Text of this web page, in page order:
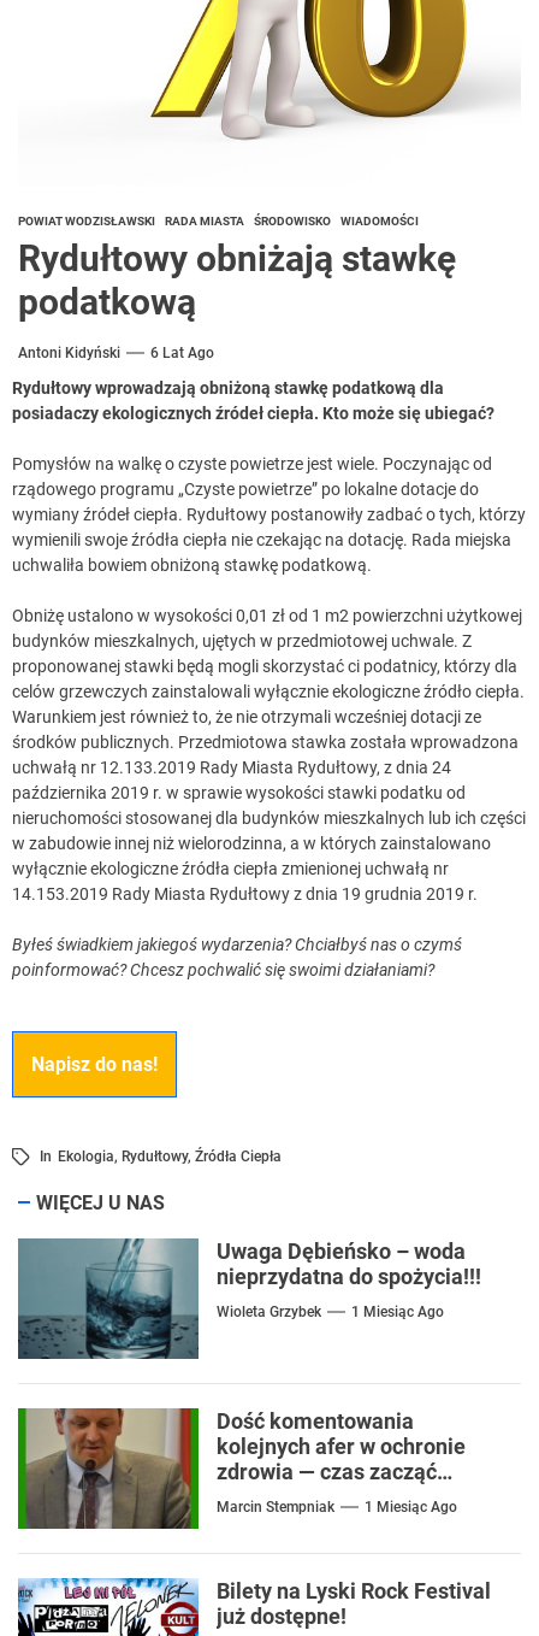
POWIAT WODZISŁAWSKI RADA MIASTA ŚRODOWISKO WIADOMOŚCI
Rydułtowy obniżają stawkę
podatkową
Antoni Kidyński 6 Lat Ago
Rydułtowy wprowadzają obniżoną stawkę podatkową dla
posiadaczy ekologicznych źródeł ciepła. Kto może się ubiegać?
Pomysłów na walkę o czyste powietrze jest wiele. Poczynając od
rządowego programu „Czyste powietrze” po lokalne dotacje do
wymiany źródeł ciepła. Rydułtowy postanowiły zadbać o tych, którzy
wymienili swoje źródła ciepła nie czekając na dotację. Rada miejska
uchwaliła bowiem obniżoną stawkę podatkową.
Obniżę ustalono w wysokości 0,01 zł od 1 m2 powierzchni użytkowej
budynków mieszkalnych, ujętych w przedmiotowej uchwale. Z
proponowanej stawki będą mogli skorzystać ci podatnicy, którzy dla
celów grzewczych zainstalowali wyłącznie ekologiczne źródło ciepła.
Warunkiem jest również to, że nie otrzymali wcześniej dotacji ze
środków publicznych. Przedmiotowa stawka została wprowadzona
uchwałą nr 12.133.2019 Rady Miasta Rydułtowy, z dnia 24
października 2019 r. w sprawie wysokości stawki podatku od
nieruchomości stosowanej dla budynków mieszkalnych lub ich części
w zabudowie innej niż wielorodzinna, a w których zainstalowano
wyłącznie ekologiczne źródła ciepła zmienionej uchwałą nr
14.153.2019 Rady Miasta Rydułtowy z dnia 19 grudnia 2019 r.
Byłeś świadkiem jakiegoś wydarzenia? Chciałbyś nas o czymś
poinformować? Chcesz pochwalić się swoimi działaniami?
Napisz do nas!
In Ekologia, Rydułtowy, Źródła Ciepła
WIĘCEJ U NAS
Uwaga Dębieńsko – woda
nieprzydatna do spożycia!!!
Wioleta Grzybek 1 Miesiąc Ago
Dość komentowania
kolejnych afer w ochronie
zdrowia — czas zacząć
mówić o rozwiązaniach
Marcin Stempniak 1 Miesiąc Ago
Bilety na Lyski Rock Festival
już dostępne!